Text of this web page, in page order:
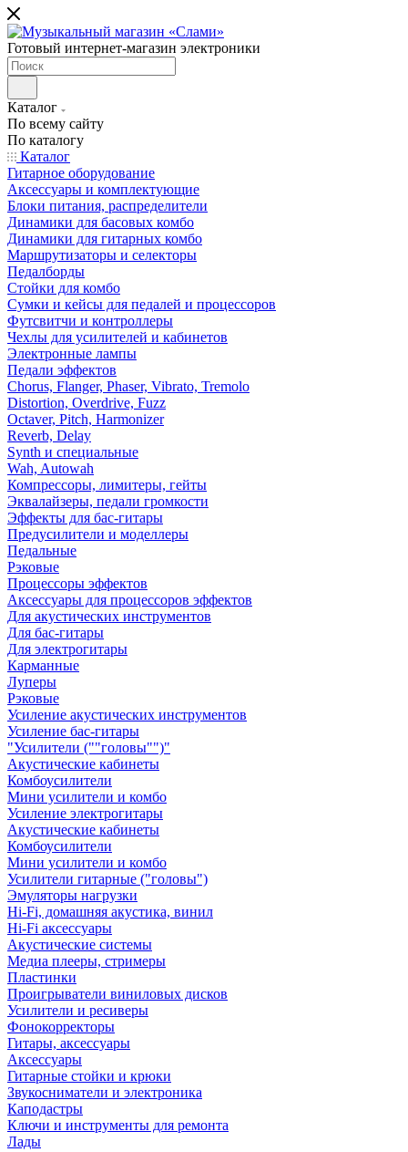
Готовый интернет-магазин электроники
Каталог
По всему сайту
По каталогу
Каталог
Гитарное оборудование
Аксессуары и комплектующие
Блоки питания, распределители
Динамики для басовых комбо
Динамики для гитарных комбо
Маршрутизаторы и селекторы
Педалборды
Стойки для комбо
Сумки и кейсы для педалей и процессоров
Футсвитчи и контроллеры
Чехлы для усилителей и кабинетов
Электронные лампы
Педали эффектов
Chorus, Flanger, Phaser, Vibrato, Tremolo
Distortion, Overdrive, Fuzz
Octaver, Pitch, Harmonizer
Reverb, Delay
Synth и специальные
Wah, Autowah
Компрессоры, лимитеры, гейты
Эквалайзеры, педали громкости
Эффекты для бас-гитары
Предусилители и моделлеры
Педальные
Рэковые
Процессоры эффектов
Аксессуары для процессоров эффектов
Для акустических инструментов
Для бас-гитары
Для электрогитары
Карманные
Луперы
Рэковые
Усиление акустических инструментов
Усиление бас-гитары
"Усилители (""головы"")"
Акустические кабинеты
Комбоусилители
Мини усилители и комбо
Усиление электрогитары
Акустические кабинеты
Комбоусилители
Мини усилители и комбо
Усилители гитарные ("головы")
Эмуляторы нагрузки
Hi-Fi, домашняя акустика, винил
Hi-Fi аксессуары
Акустические системы
Медиа плееры, стримеры
Пластинки
Проигрыватели виниловых дисков
Усилители и ресиверы
Фонокорректоры
Гитары, аксессуары
Аксессуары
Гитарные стойки и крюки
Звукосниматели и электроника
Каподастры
Ключи и инструменты для ремонта
Лады